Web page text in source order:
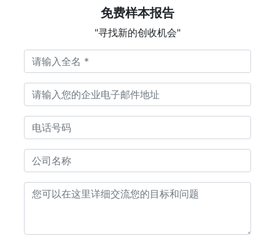
免费样本报告
"寻找新的创收机会"